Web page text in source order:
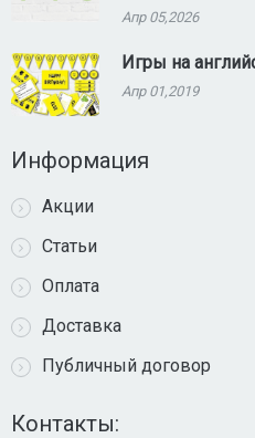
Апр 05,2026
Игры на
Апр 01,2019
Информация
Акции
Статьи
Оплата
Доставка
Публичный договор
Контакты: